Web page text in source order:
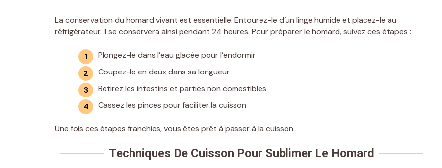
La conservation du homard vivant est essentielle. Entourez-le d’un linge humide et placez-le au
réfrigérateur. Il se conservera ainsi pendant 24 heures. Pour préparer le homard, suivez ces étapes :
Plongez-le dans l’eau glacée pour l’endormir
Coupez-le en deux dans sa longueur
Retirez les intestins et parties non comestibles
Cassez les pinces pour faciliter la cuisson
Une fois ces étapes franchies, vous êtes prêt à passer à la cuisson.
Techniques De Cuisson Pour Sublimer Le Homard